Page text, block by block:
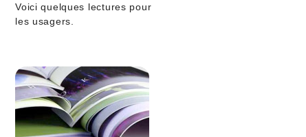
Voici quelques lectures pour
les usagers.